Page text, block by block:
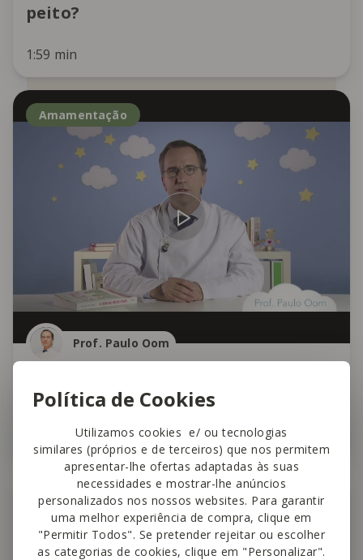
Política de Cookies
Utilizamos cookies e/ ou tecnologias
similares (próprios e de terceiros) que nos permitem
apresentar-lhe ofertas adaptadas às suas
necessidades e mostrar-lhe anúncios
personalizados nos nossos websites. Para garantir
uma melhor experiência de compra, clique em
"Permitir Todos". Se pretender rejeitar ou escolher
as categorias de cookies, clique em "Personalizar".
peito?
1:59 min
Amamentação
Prof. Paulo Oom
leite artificial?
1:10 min
Saúde e Higiene do Bebé